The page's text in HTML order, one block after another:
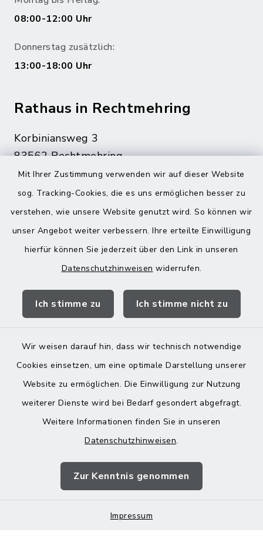
Mit Ihrer Zustimmung verwenden wir auf dieser Website
sog. Tracking-Cookies, die es uns ermöglichen besser zu
verstehen, wie unsere Website genutzt wird. So können wir
unser Angebot weiter verbessern. Ihre erteilte Einwilligung
hierfür können Sie jederzeit über den Link in unseren
Datenschutzhinweisen widerrufen.
Ich stimme zu Ich stimme nicht zu
Wir weisen darauf hin, dass wir technisch notwendige
Cookies einsetzen, um eine optimale Darstellung unserer
Website zu ermöglichen. Die Einwilligung zur Nutzung
weiterer Dienste wird bei Bedarf gesondert abgefragt.
Weitere Informationen finden Sie in unseren
Datenschutzhinweisen.
Zur Kenntnis genommen
Impressum
08:00-12:00 Uhr
Donnerstag zusätzlich:
13:00-18:00 Uhr
Rathaus in Rechtmehring
Korbiniansweg 3
83562 Rechtmehring
08076 499
08076 8595
poststelle@vg-maitenbeth.de
Landratsamt Mühldorf
Barrierefreiheit
Impressum
Sitemap